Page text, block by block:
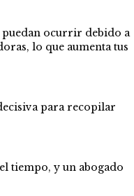
puedan ocurrir debido a
lo que aumenta tus
para recopilar
tiempo, y un abogado